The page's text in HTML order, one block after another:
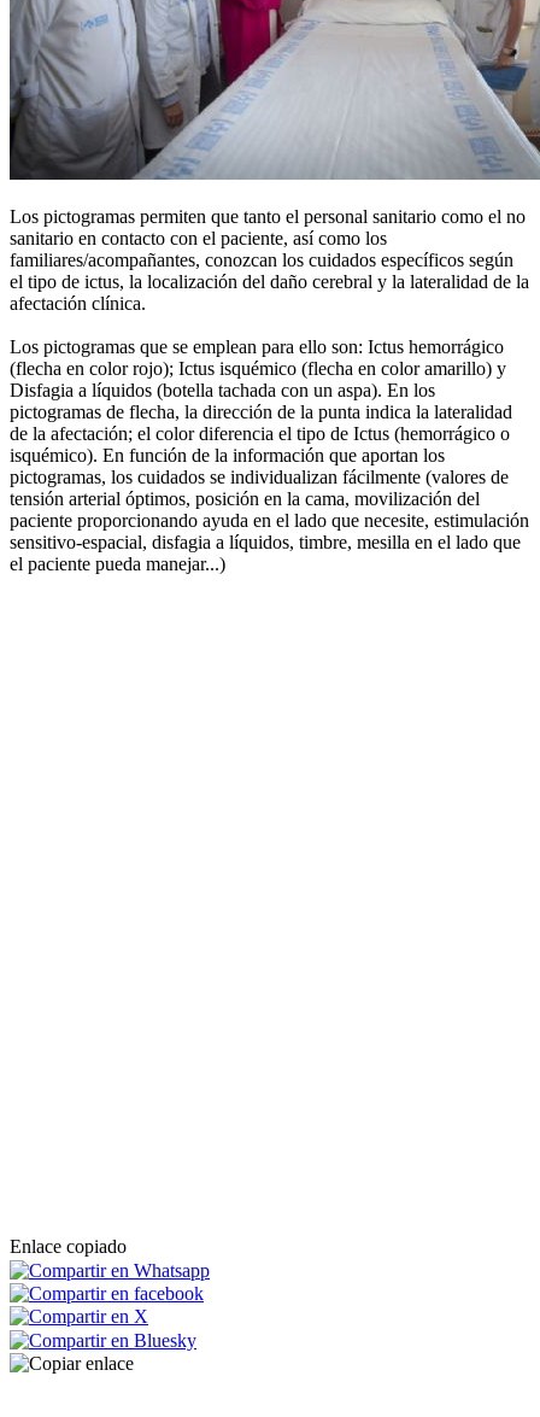
Los pictogramas permiten que tanto el personal sanitario como el no
sanitario en contacto con el paciente, así como los
familiares/acompañantes, conozcan los cuidados específicos según
el tipo de ictus, la localización del daño cerebral y la lateralidad de la
afectación clínica.
Los pictogramas que se emplean para ello son: Ictus hemorrágico
(flecha en color rojo); Ictus isquémico (flecha en color amarillo) y
Disfagia a líquidos (botella tachada con un aspa). En los
pictogramas de flecha, la dirección de la punta indica la lateralidad
de la afectación; el color diferencia el tipo de Ictus (hemorrágico o
isquémico). En función de la información que aportan los
pictogramas, los cuidados se individualizan fácilmente (valores de
tensión arterial óptimos, posición en la cama, movilización del
paciente proporcionando ayuda en el lado que necesite, estimulación
sensitivo-espacial, disfagia a líquidos, timbre, mesilla en el lado que
el paciente pueda manejar...)
Enlace copiado